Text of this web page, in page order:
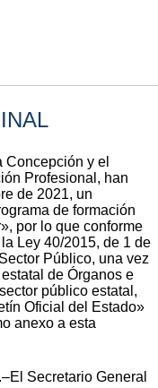
Concepción y el
Profesional, han
de 2021, un
de formación
por lo que conforme
Ley 40/2015, de 1 de
Público, una vez
de Órganos e
público estatal,
Oficial del Estado»
anexo a esta
Secretario General